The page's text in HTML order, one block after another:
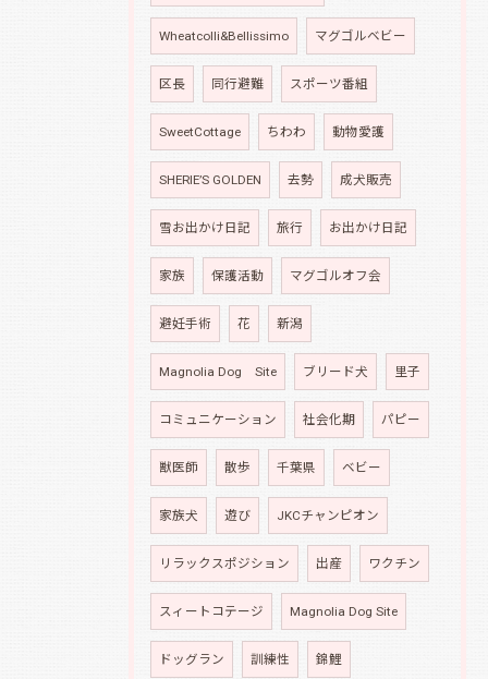
Wheatcolli&Bellissimo マグゴルベビー
区長 同行避難 スポーツ番組
SweetCottage ちわわ 動物愛護
SHERIE’S GOLDEN 去勢 成犬販売
雪お出かけ日記 旅行 お出かけ日記
家族 保護活動 マグゴルオフ会
避妊手術 花 新潟
Magnolia Dog Site ブリード犬 里子
コミュニケーション 社会化期 パピー
獣医師 散歩 千葉県 ベビー
家族犬 遊び JKCチャンピオン
リラックスポジション 出産 ワクチン
スィートコテージ Magnolia Dog Site
ドッグラン 訓練性 錦鯉